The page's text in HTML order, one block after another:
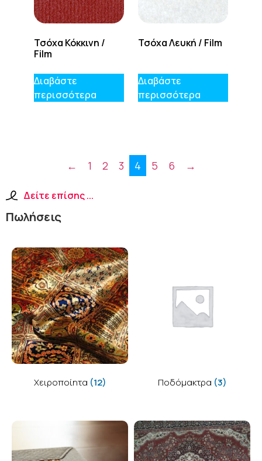
Τσόχα Κόκκινη /
Film
Διαβάστε
περισσότερα
Τσόχα Λευκή / Film
Διαβάστε
περισσότερα
← 1 2 3 4 5 6 →
Δείτε επίσης ...
Πωλήσεις
Χειροποίητα (12) Ποδόμακτρα (3)